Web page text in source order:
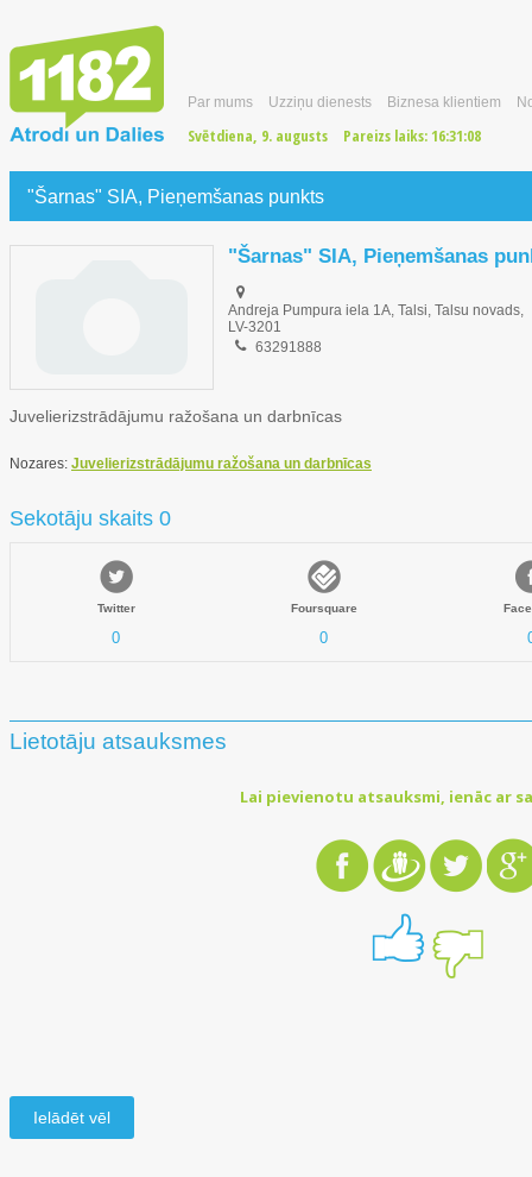
Par mums Uzziņu dienests Biznesa klientiem
Svētdiena, 9. augusts Pareizs laiks: 16:31:09
"Šarnas" SIA, Pieņemšanas punkts
"Šarnas" SIA, Pieņemšanas
Andreja Pumpura iela 1A, Talsi, Talsu novads,
LV-3201
63291888
Juvelierizstrādājumu ražošana un darbnīcas
Nozares: Juvelierizstrādājumu ražošana un darbnīcas
Sekotāju skaits 0
Twitter
0
Foursquare
0
Lietotāju atsauksmes
Lai pievienotu atsauksmi, ienāc ar
Ielādēt vēl